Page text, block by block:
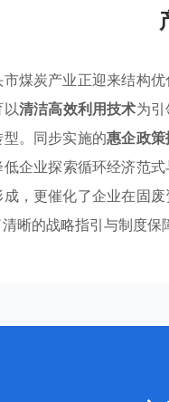
煤炭产业正迎来结构优
以清洁高效利用技术为
。同步实施的惠企政
企业探索循环经济范
，更催化了企业在固
晰的战略指引与制度保